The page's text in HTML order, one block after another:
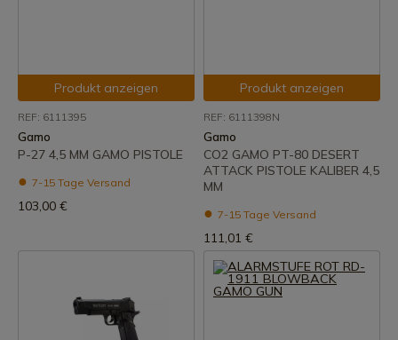
Produkt anzeigen
REF: 6111395
Gamo
P-27 4,5 MM GAMO PISTOLE
7-15 Tage Versand
103,00 €
Produkt anzeigen
REF: 6111398N
Gamo
CO2 GAMO PT-80 DESERT
ATTACK PISTOLE KALIBER 4,5
MM
7-15 Tage Versand
111,01 €